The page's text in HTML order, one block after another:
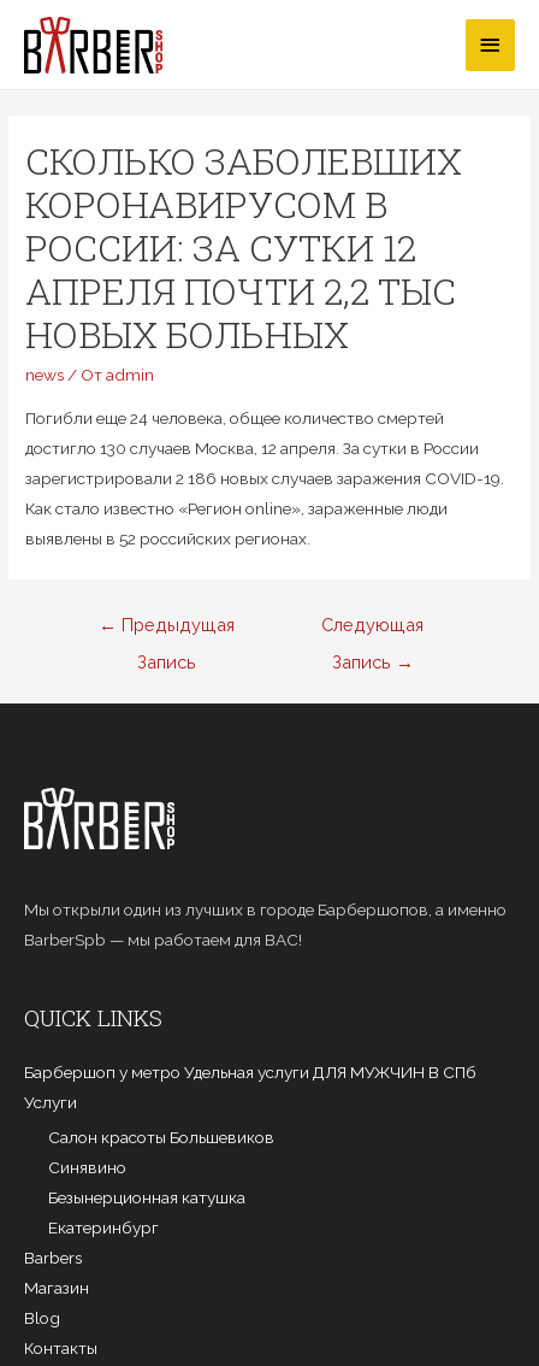
Перейти
содержимому
СКОЛЬКО ЗАБОЛЕВШИХ
КОРОНАВИРУСОМ В
РОССИИ: ЗА СУТКИ 12
АПРЕЛЯ ПОЧТИ 2,2 ТЫС
НОВЫХ БОЛЬНЫХ
news/ Отadmin
Погибли еще 24 человека, общее количество смертей
достигло 130 случаев Москва, 12 апреля. За сутки в России
зарегистрировали 2 186 новых случаев заражения COVID-19.
Как стало известно «Регион online», зараженные люди
выявлены в 52 российских регионах.
Навигация
← Предыдущая
Запись
Следующая
Запись →
Мы открыли один из лучших в городе Барбершопов, а именно
BarberSpb — мы работаем для ВАС!
QUICK LINKS
Барбершоп у метро Удельная услуги ДЛЯ МУЖЧИН В СПб
Услуги
Салон красоты Большевиков
Синявино
Безынерционная катушка
Екатеринбург
Barbers
Магазин
Blog
Контакты